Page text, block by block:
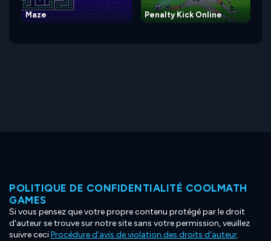
Maze Penalty Kick Online
POLITIQUE DE CONFIDENTIALITÉ COOLMATH
GAMES
Si vous pensez que votre propre contenu protégé par le droit
d'auteur se trouve sur notre site sans votre permission, veuillez
suivre ceciProcédure d'avis de violation des droits d'auteur.